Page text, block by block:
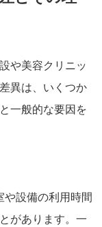
や美容クリニッ
異は、いくつか
一般的な要因を
や設備の利用時間
があります。一